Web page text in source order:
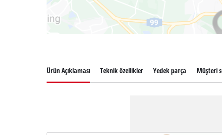
Ürün Açıklaması Teknik özellikler Yedek parça Müşteri